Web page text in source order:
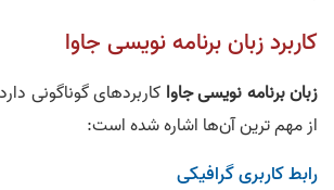
کاربرد زبان برنامه نویسی جاوا
زبان برنامه نویسی جاوا کاربردهای گوناگونی
از مهم ترین آن‌ها اشاره شده است:
رابط کاربری گرافیکی